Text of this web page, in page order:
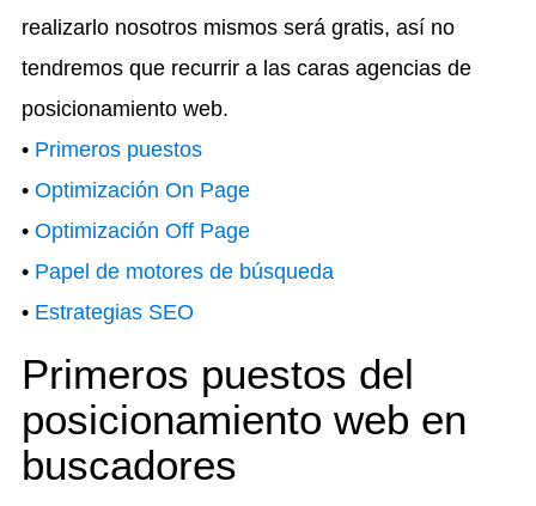
realizarlo nosotros mismos será gratis, así no
tendremos que recurrir a las caras agencias de
posicionamiento web.
• Primeros puestos
• Optimización On Page
• Optimización Off Page
• Papel de motores de búsqueda
• Estrategias SEO
Primeros puestos del
posicionamiento web en
buscadores